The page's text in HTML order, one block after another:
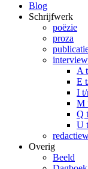
Blog
Schrijfwerk
poëzie
proza
A
E
I
M
Q
U
Overig
Beeld